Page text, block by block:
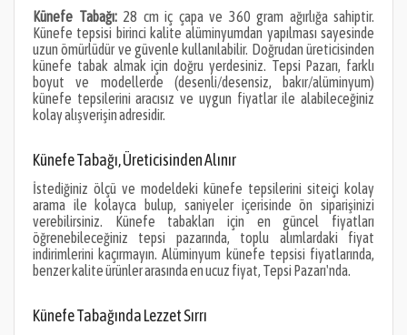
Künefe Tabağı: 28 cm iç çapa ve 360 gram ağırlığa sahiptir.
Künefe tepsisi birinci kalite alüminyumdan yapılması sayesinde
uzun ömürlüdür ve güvenle kullanılabilir. Doğrudan üreticisinden
künefe tabak almak için doğru yerdesiniz. Tepsi Pazarı, farklı
boyut ve modellerde (desenli/desensiz, bakır/alüminyum)
künefe tepsilerini aracısız ve uygun fiyatlar ile alabileceğiniz
kolay alışverişin adresidir.
Künefe Tabağı, Üreticisinden Alınır
İstediğiniz ölçü ve modeldeki künefe tepsilerini siteiçi kolay
arama ile kolayca bulup, saniyeler içerisinde ön siparişinizi
verebilirsiniz. Künefe tabakları için en güncel fiyatları
öğrenebileceğiniz tepsi pazarında, toplu alımlardaki fiyat
indirimlerini kaçırmayın. Alüminyum künefe tepsisi fiyatlarında,
benzer kalite ürünler arasında en ucuz fiyat, Tepsi Pazarı'nda.
Künefe Tabağında Lezzet Sırrı